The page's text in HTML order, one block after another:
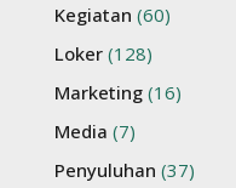
Kegiatan (60)
Loker (128)
Marketing (16)
Media (7)
Penyuluhan (37)